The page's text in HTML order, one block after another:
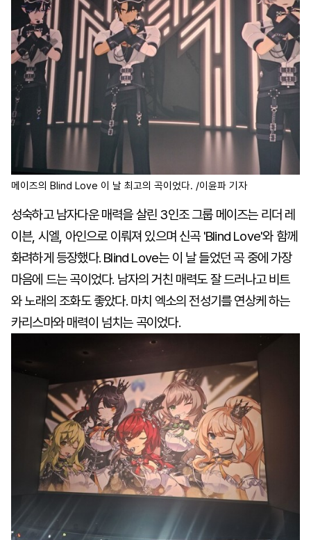
메이즈의 Blind Love 이 날 최고의 곡이었다. /이윤파 기자
성숙하고 남자다운 매력을 살린 3인조 그룹 메이즈는 리더 레
이븐, 시엘, 아인으로 이뤄져 있으며 신곡 'Blind Love'와 함께
화려하게 등장했다. Blind Love는 이 날 들었던 곡 중에 가장
마음에 드는 곡이었다. 남자의 거친 매력도 잘 드러나고 비트
와 노래의 조화도 좋았다. 마치 엑소의 전성기를 연상케 하는
카리스마와 매력이 넘치는 곡이었다.